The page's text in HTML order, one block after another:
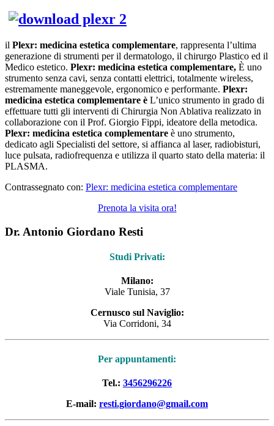
il Plexr: medicina estetica complementare, rappresenta l’ultima
generazione di strumenti per il dermatologo, il chirurgo Plastico ed il
Medico estetico. Plexr: medicina estetica complementare, È uno
strumento senza cavi, senza contatti elettrici, totalmente wireless,
estremamente maneggevole, ergonomico e performante. Plexr:
medicina estetica complementare è L’unico strumento in grado di
effettuare tutti gli interventi di Chirurgia Non Ablativa realizzato in
collaborazione con il Prof. Giorgio Fippi, ideatore della metodica.
Plexr: medicina estetica complementare è uno strumento,
dedicato agli Specialisti del settore, si affianca al laser, radiobisturi,
luce pulsata, radiofrequenza e utilizza il quarto stato della materia: il
PLASMA.
Contrassegnato con: Plexr: medicina estetica complementare
Prenota la visita ora!
Dr. Antonio Giordano Resti
Studi Privati:
Milano:
Viale Tunisia, 37
Cernusco sul Naviglio:
Via Corridoni, 34
Per appuntamenti:
Tel.: 3456296226
E-mail: resti.giordano@gmail.com